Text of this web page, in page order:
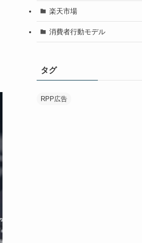
楽天市場
消費者行動モデル
タグ
RPP広告